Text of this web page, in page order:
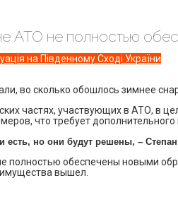
АТО не полностью
на Південному Сході України
во сколько обошлось зимнее
частях, участвующих в АТО, в
что требует
но они будут решены, –
полностью обеспечены новыми
имущества вышел.